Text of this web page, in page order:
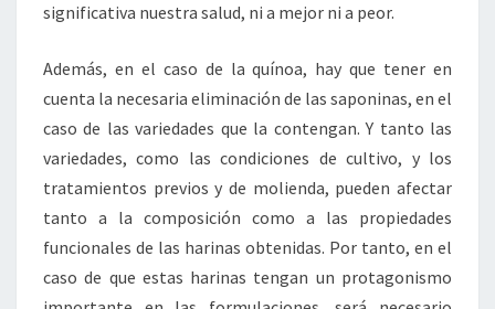
significativa nuestra salud, ni a mejor ni a peor.
Además, en el caso de la quínoa, hay que tener en
cuenta la necesaria eliminación de las saponinas, en el
caso de las variedades que la contengan. Y tanto las
variedades, como las condiciones de cultivo, y los
tratamientos previos y de molienda, pueden afectar
tanto a la composición como a las propiedades
funcionales de las harinas obtenidas. Por tanto, en el
caso de que estas harinas tengan un protagonismo